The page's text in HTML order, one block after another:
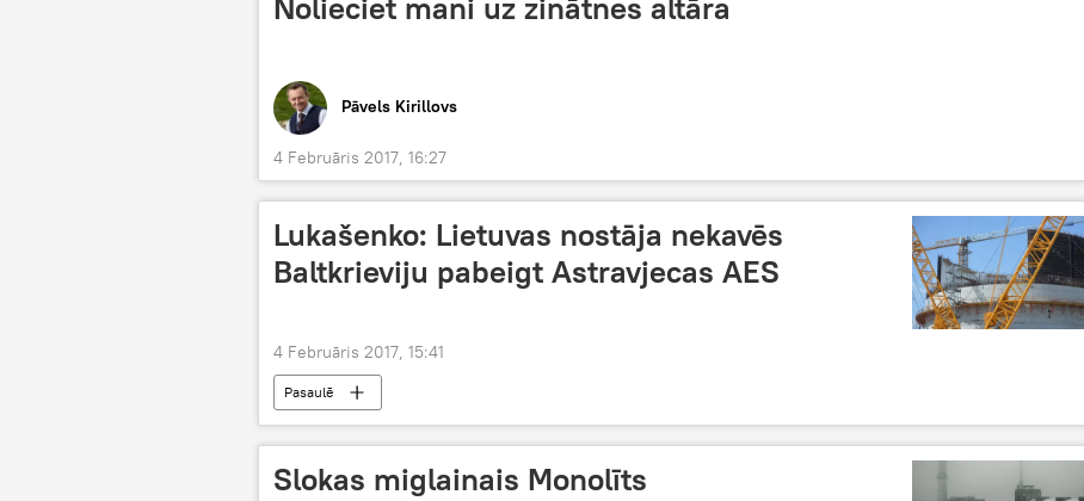
Pāvels Kirillovs
4 Februāris 2017, 16:27
Lukašenko: Lietuvas nostāja nekavēs
Baltkrieviju pabeigt Astravjecas AES
4 Februāris 2017, 15:41
Pasaulē
Slokas miglainais Monolīts